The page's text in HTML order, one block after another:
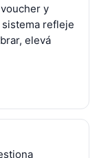
y
refleje
elevá